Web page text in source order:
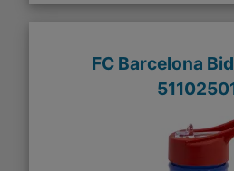
FC Barcelona